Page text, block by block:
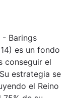
- Barings
es un fondo
conseguir el
estrategia se
el Reino